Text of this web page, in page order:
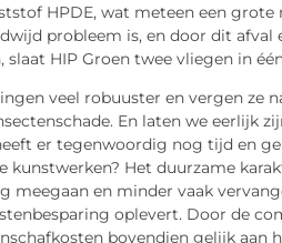
HPDE, wat meteen een
probleem is, en door dit afval
HIP Groen twee vliegen in
veel robuuster en vergen ze
En laten we eerlijk
er tegenwoordig nog tijd en
kunstwerken? Het duurzame
meegaan en minder vaak
oplevert. Door de
bovendien gelijk aan